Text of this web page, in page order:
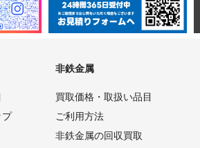
プ
非鉄金属
買取価格・取扱い品目
ご利用方法
非鉄金属の回収買取